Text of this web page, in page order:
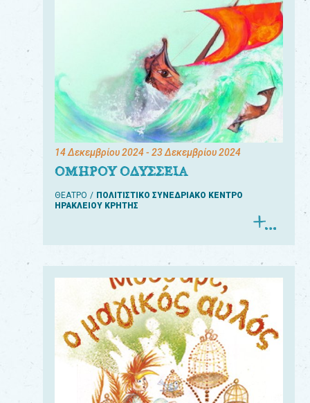
14 Δεκεμβρίου 2024- 23 Δεκεμβρίου 2024
ΟΜΗΡΟΥ ΟΔΥΣΣΕΙΑ
ΘΕΑΤΡΟ
ΠΟΛΙΤΙΣΤΙΚΟ ΣΥΝΕΔΡΙΑΚΟ ΚΕΝΤΡΟ
ΗΡΑΚΛΕΙΟΥ ΚΡΗΤΗΣ